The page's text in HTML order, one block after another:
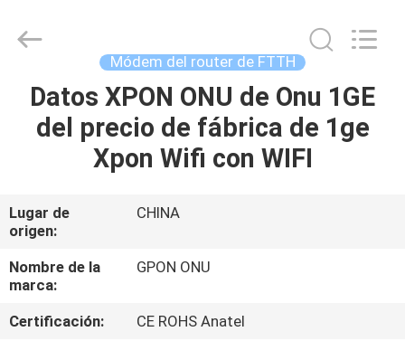
HOGAR
PRODUCTOS
SOBRE
NOSOTROS
VIAJE
DE
LIMITED.
Reserved.
Módem del router de FTTH
Datos XPON ONU de Onu 1GE
del precio de fábrica de 1ge
Xpon Wifi con WIFI
Lugar de
origen:
CHINA
Nombre de la
marca:
GPON ONU
Certificación:
CE ROHS Anatel